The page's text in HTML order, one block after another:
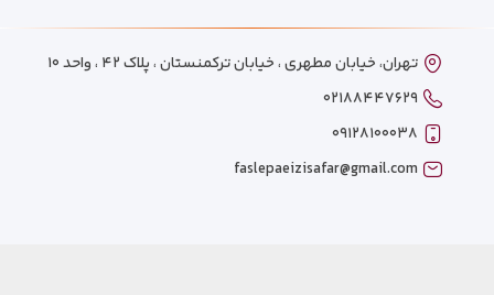
تهران، خیابان مطهری ، خیابان ترکمنستان ، پلاک ۴۲ ، واحد ۱۰
۰۲۱۸۸۴۴۷۶۲۹
۰۹۱۲۸۱۰۰۰۳۸
faslepaeizisafar@gmail.com